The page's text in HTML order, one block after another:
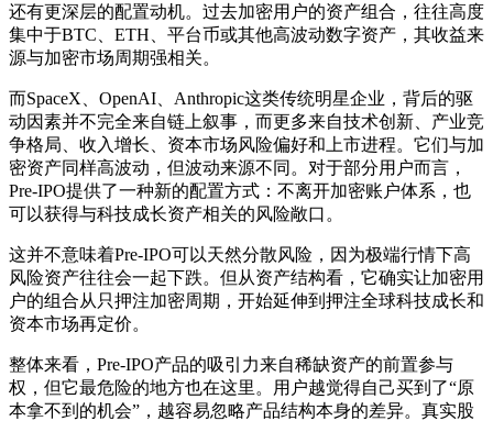
还有更深层的配置动机。过去加密用户的资产组合，往往高度
集中于BTC、ETH、平台币或其他高波动数字资产，其收益来
源与加密市场周期强相关。
而SpaceX、OpenAI、Anthropic这类传统明星企业，背后的驱
动因素并不完全来自链上叙事，而更多来自技术创新、产业竞
争格局、收入增长、资本市场风险偏好和上市进程。它们与加
密资产同样高波动，但波动来源不同。对于部分用户而言，
Pre-IPO提供了一种新的配置方式：不离开加密账户体系，也
可以获得与科技成长资产相关的风险敞口。
这并不意味着Pre-IPO可以天然分散风险，因为极端行情下高
风险资产往往会一起下跌。但从资产结构看，它确实让加密用
户的组合从只押注加密周期，开始延伸到押注全球科技成长和
资本市场再定价。
整体来看，Pre-IPO产品的吸引力来自稀缺资产的前置参与
权，但它最危险的地方也在这里。用户越觉得自己买到了“原
本拿不到的机会”，越容易忽略产品结构本身的差异。真实股